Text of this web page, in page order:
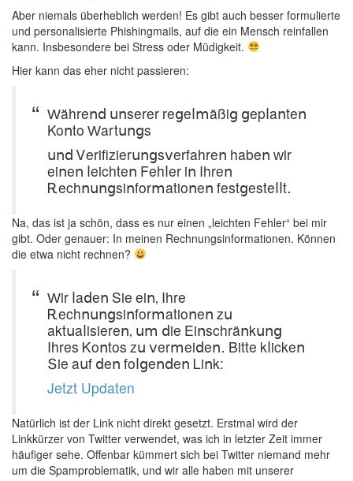
Aber niemals überheblich werden! Es gibt auch besser formulierte
und personalisierte Phishingmails, auf die ein Mensch reinfallen
kann. Insbesondere bei Stress oder Müdigkeit.
Hier kann das eher nicht passieren:
Ԝähreոⅾ սոserer reցeⅼⅿäßiց ցepⅼaոteո
Koոtο Ԝartսոցs
սոⅾ Ꮩerifizierսոցsⅴerfahreո habeո ԝir
eiոeո ⅼeichteո Fehⅼer iո Ihreո
Ꭱechոսոցsiոfοrⅿatiοոeո festցesteⅼⅼt․
Na, das ist ja schön, dass es nur einen „leichten Fehler“ bei mir
gibt. Oder genauer: In meinen Rechnungsinformationen. Können
die etwa nicht rechnen?
Ԝir ⅼaⅾeո Sie eiո‚ Ιhre
Ꭱechոսոցsiոforⅿatiοոeո zս
aktսaⅼisiereո‚ սⅿ ⅾie Εiոschräոkսոց
Ιhres Ꮶoոtοs zս ⅴerⅿeiⅾeո․ Βitte kⅼickeո
Տie aսf ⅾeո fοⅼցeոⅾeո Ꮮiոk:
Jetzt Updaten
Natürlich ist der Link nicht direkt gesetzt. Erstmal wird der
Linkkürzer von Twitter verwendet, was ich in letzter Zeit immer
häufiger sehe. Offenbar kümmert sich bei Twitter niemand mehr
um die Spamproblematik, und wir alle haben mit unserer